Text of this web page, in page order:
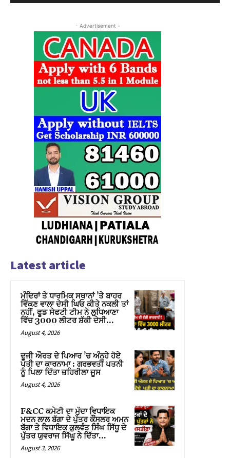
- Advertisement -
Latest article
ਮੰਦਿਰਾਂ ਤੇ ਧਾਰਮਿਕ ਸਥਾਨਾਂ ’ਤੇ ਬਾਹਰ
ਵਿੱਕਣ ਵਾਲਾ ਦੇਸੀ ਘਿਓ ਕੀਤੇ ਨਕਲੀ ਤਾਂ
ਨਹੀਂ, ਫੂਡ ਸੇਫਟੀ ਟੀਮ ਨੇ ਲੁਧਿਆਣਾ
ਵਿੱਚ 3000 ਲੀਟਰ ਸ਼ੱਕੀ ਦੇਸੀ...
August 4, 2026
ਦੂਜੀ ਔਰਤ ਦੇ ਪਿਆਰ ’ਚ ਅੰਨ੍ਹੇ ਹੋਏ
ਪਤੀ ਦਾ ਕਾਰਨਾਮਾ : ਗਰਭਵਤੀ ਪਤਨੀ
ਨੂੰ ਪਿਲਾ ਦਿੱਤਾ ਜ਼ਹਿਰੀਲਾ ਜੂਸ
August 4, 2026
F&CC ਕਮੇਟੀ ਦਾ ਮੁੱਦਾ ਵਿਧਾਇਕ
ਮਦਨ ਲਾਲ ਬੱਗਾ ਦੇ ਪੁੱਤਰ ਕੌਂਸਲਰ ਅਮਨ
ਬੱਗਾ ਤੇ ਵਿਧਾਇਕ ਕੁਲਵੰਤ ਸਿੰਘ ਸਿੱਧੂ ਦੇ
ਪੁੱਤਰ ਯੁਵਰਾਜ ਸਿੱਘੂ ਨੇ ਦਿੱਤਾ...
August 3, 2026